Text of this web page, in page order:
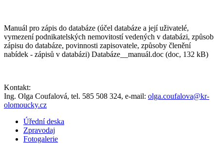
Manuál pro zápis do databáze (účel databáze a její uživatelé,
vymezení podnikatelských nemovitostí vedených v databázi, způsob
zápisu do databáze, povinnosti zapisovatele, způsoby členění
nabídek - zápisů v databázi) Databáze__manuál.doc (doc, 132 kB)
Kontakt:
Ing. Olga Coufalová, tel. 585 508 324, e-mail: olga.coufalova@kr-
olomoucky.cz
Úřední deska
Zpravodaj
Fotogalerie